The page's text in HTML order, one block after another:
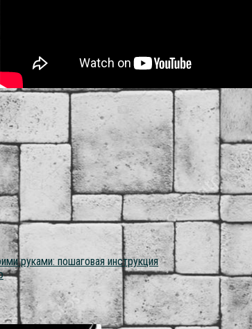
руками: пошаговая инструкция